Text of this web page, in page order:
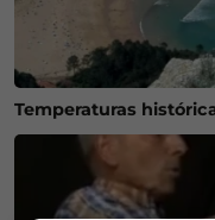
Temperaturas